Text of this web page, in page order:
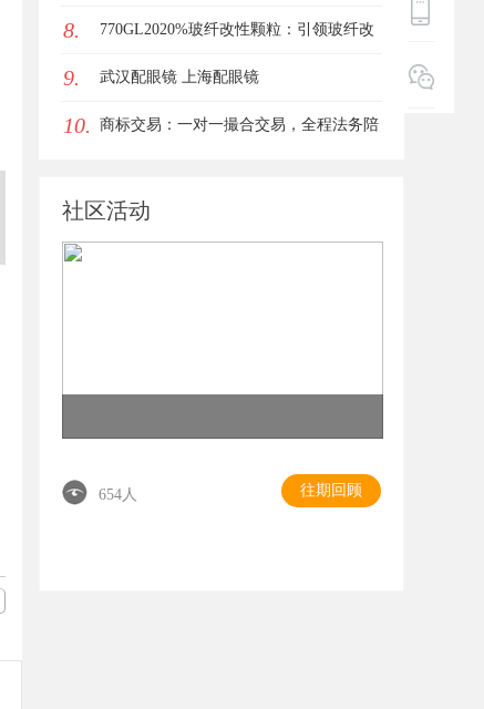
8. 770GL2020%玻纤改性颗粒：引领玻纤改
性颗粒的新风潮
9. 武汉配眼镜 上海配眼镜
10. 商标交易：一对一撮合交易，全程法务陪
社区活动
654人 往期回顾